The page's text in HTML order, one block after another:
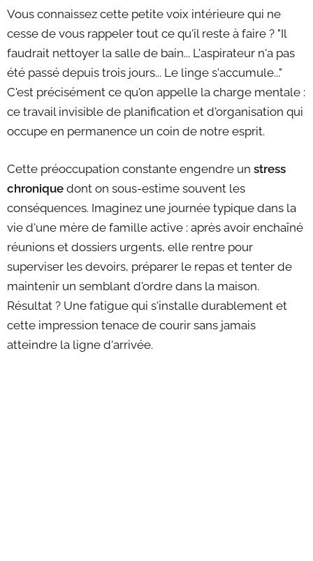
Vous connaissez cette petite voix intérieure qui ne
cesse de vous rappeler tout ce qu'il reste à faire ? "Il
faudrait nettoyer la salle de bain... L'aspirateur n'a pas
été passé depuis trois jours... Le linge s'accumule..."
C'est précisément ce qu'on appelle la charge mentale :
ce travail invisible de planification et d'organisation qui
occupe en permanence un coin de notre esprit.
Cette préoccupation constante engendre un stress
chronique dont on sous-estime souvent les
conséquences. Imaginez une journée typique dans la
vie d'une mère de famille active : après avoir enchaîné
réunions et dossiers urgents, elle rentre pour
superviser les devoirs, préparer le repas et tenter de
maintenir un semblant d'ordre dans la maison.
Résultat ? Une fatigue qui s'installe durablement et
cette impression tenace de courir sans jamais
atteindre la ligne d'arrivée.